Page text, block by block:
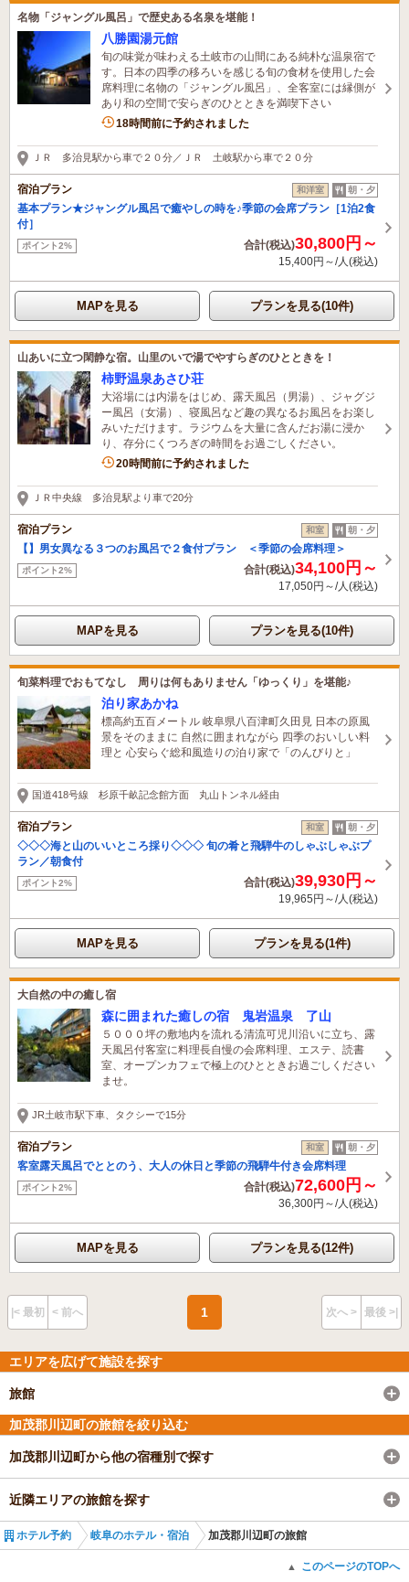
名物「ジャングル風呂」で歴史ある名泉を堪能！
八勝園湯元館
旬の味覚が味わえる土岐市の山間にある純朴な温泉宿で
す。日本の四季の移ろいを感じる旬の食材を使用した会
席料理に名物の「ジャングル風呂」、全客室には縁側が
あり和の空間で安らぎのひとときを満喫下さい
1名がこの宿を見ています
ＪＲ 多治見駅から車で２０分／ＪＲ 土岐駅から車で２０分
宿泊プラン 和洋室 朝・夕
基本プラン★ジャングル風呂で癒やしの時を♪季節の会席プラン［1泊2食
付］
ポイント2% 合計(税込)30,800円～
15,400円～/人(税込)
MAPを見る プランを見る(10件)
山あいに立つ閑静な宿。山里のいで湯でやすらぎのひとときを！
柿野温泉あさひ荘
大浴場には内湯をはじめ、露天風呂（男湯）、ジャグジ
ー風呂（女湯）、寝風呂など趣の異なるお風呂をお楽し
みいただけます。ラジウムを大量に含んだお湯に浸か
り、存分にくつろぎの時間をお過ごしください。
1名がこの宿を見ています
ＪＲ中央線 多治見駅より車で20分
宿泊プラン 和室 朝・夕
【】男女異なる３つのお風呂で２食付プラン ＜季節の会席料理＞
ポイント2% 合計(税込)34,100円～
17,050円～/人(税込)
MAPを見る プランを見る(10件)
旬菜料理でおもてなし 周りは何もありません「ゆっくり」を堪能♪
泊り家あかね
標高約五百メートル 岐阜県八百津町久田見 日本の原風
景をそのままに 自然に囲まれながら 四季のおいしい料
理と 心安らぐ総和風造りの泊り家で「のんびりと」
国道418号線 杉原千畝記念館方面 丸山トンネル経由
宿泊プラン 和室 朝・夕
◇◇◇海と山のいいところ採り◇◇◇ 旬の肴と飛騨牛のしゃぶしゃぶプ
ラン／朝食付
ポイント2% 合計(税込)39,930円～
19,965円～/人(税込)
MAPを見る プランを見る(1件)
大自然の中の癒し宿
森に囲まれた癒しの宿 鬼岩温泉 了山
５０００坪の敷地内を流れる清流可児川沿いに立ち、露
天風呂付客室に料理長自慢の会席料理、エステ、読書
室、オープンカフェで極上のひとときお過ごしください
ませ。
JR土岐市駅下車、タクシーで15分
宿泊プラン 和室 朝・夕
客室露天風呂でととのう、大人の休日と季節の飛騨牛付き会席料理
ポイント2% 合計(税込)72,600円～
36,300円～/人(税込)
MAPを見る プランを見る(12件)
|< 最初 < 前へ 1 次へ > 最後 >|
エリアを広げて施設を探す
旅館
加茂郡川辺町の旅館を絞り込む
加茂郡川辺町から他の宿種別で探す
近隣エリアの旅館を探す
ホテル予約 岐阜のホテル・宿泊 加茂郡川辺町の旅館
▲ このページのTOPへ